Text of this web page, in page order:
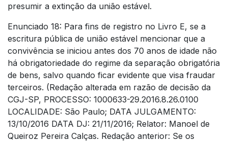
presumir a extinção da união estável.
Enunciado 18: Para fins de registro no Livro E, se a
escritura pública de união estável mencionar que a
convivência se iniciou antes dos 70 anos de idade não
há obrigatoriedade do regime da separação obrigatória
de bens, salvo quando ficar evidente que visa fraudar
terceiros. (Redação alterada em razão de decisão da
CGJ-SP, PROCESSO: 1000633-29.2016.8.26.0100
LOCALIDADE: São Paulo; DATA JULGAMENTO:
13/10/2016 DATA DJ: 21/11/2016; Relator: Manoel de
Queiroz Pereira Calças. Redação anterior: Se os